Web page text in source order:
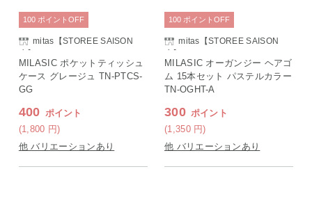
mitas【STOREE SAISON
店】
MILASIC ポケットティッシュ
ケース グレージュ TN-PTCS-
GG
400 ポイント
(1,800 円)
100 ポイント OFF
他 バリエーションあり
mitas【STOREE SAISON
店】
MILASIC オーガンジー ヘアゴ
ム 15本セット パステルカラー
TN-OGHT-A
300 ポイント
(1,350 円)
100 ポイント OFF
他 バリエーションあり